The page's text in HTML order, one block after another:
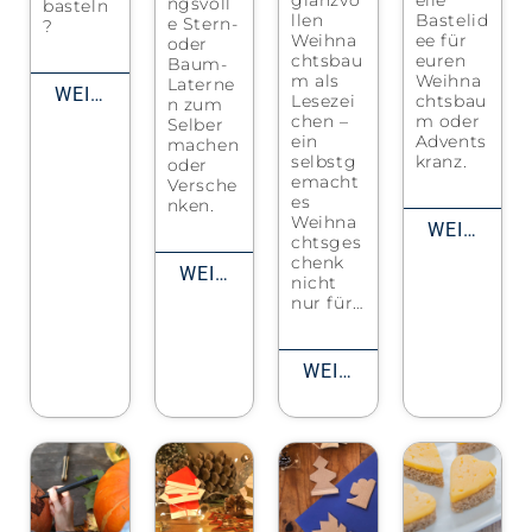
basteln
?
WEITERLESEN
e Stern-
oder
Baum-
Laterne
n zum
Selber
machen
oder
Versche
nken.
WEITERLESEN
llen
Weihna
chtsbau
m als
Lesezei
chen –
ein
selbstg
emacht
es
Weihna
chtsges
chenk
nicht
nur für…
WEITERLESEN
Bastelid
ee für
euren
Weihna
chtsbau
m oder
Advents
kranz.
WEITERLESEN